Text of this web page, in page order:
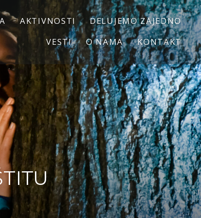
AKTIVNOSTI
DELUJEMO ZAJEDNO
VESTI
O NAMA KONTAKT